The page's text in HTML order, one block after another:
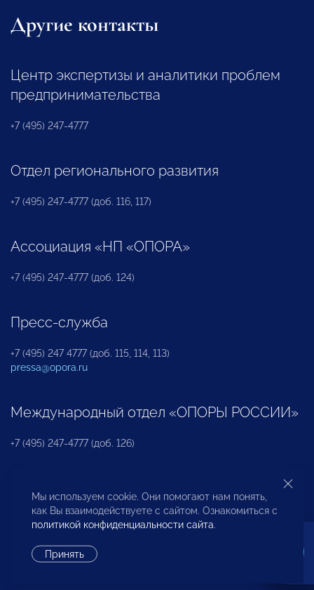
Другие контакты
Центр экспертизы и аналитики проблем
предпринимательства
+7 (495) 247-4777
Отдел регионального развития
+7 (495) 247-4777 (доб. 116, 117)
Ассоциация «НП «ОПОРА»
+7 (495) 247-4777 (доб. 124)
Пресс-служба
+7 (495) 247 4777 (доб. 115, 114, 113)
pressa@opora.ru
Международный отдел «ОПОРЫ РОССИИ»
+7 (495) 247-4777 (доб. 126)
Бюро по защите прав предпринимателей и
инвесторов
Мы используем cookie. Они помогают нам понять,
как Вы взаимодействуете с сайтом. Ознакомиться с
политикой конфиденциальности сайта.
Принять